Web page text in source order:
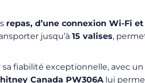
repas, d’une connexion Wi-Fi
jusqu’à 15 valises,
fiabilité exceptionnelle, avec
Canada PW306Alui